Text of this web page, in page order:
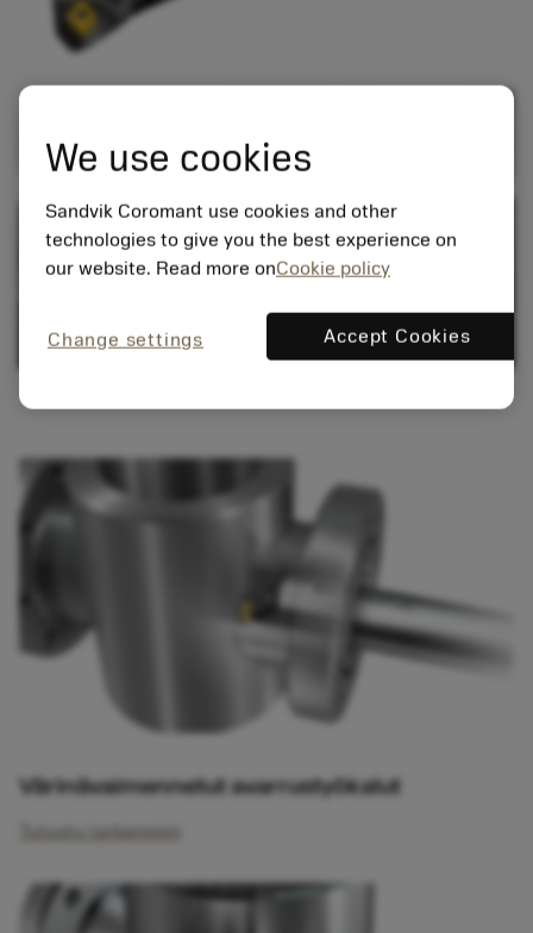
Värinävaimennetut avarrustyökalut
Tutustu tarkemmin
We use cookies
Sandvik Coromant use cookies and other
technologies to give you the best experience on
our website. Read more onCookie policy
Change settings Accept Cookies